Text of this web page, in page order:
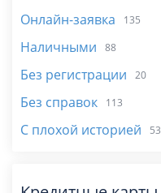
Онлайн-заявка 135
Наличными 88
Без регистрации 20
Без справок 113
С плохой историей 53